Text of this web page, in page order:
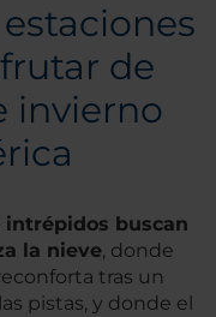
de
invierno
intrépidos buscan
la nieve, donde
tras un
pistas, y donde el